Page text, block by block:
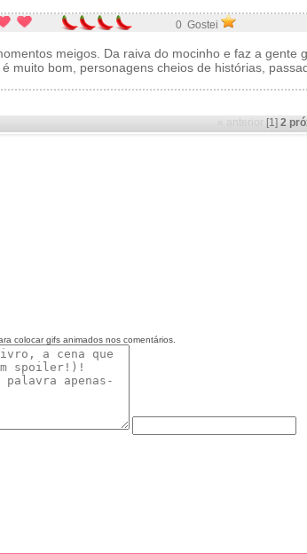
0 Gostei
meigos. Da raiva do mocinho e faz a gente
muito bom, personagens cheios de histórias,
« anterior [1] 2
colocar gifs animados nos comentários.